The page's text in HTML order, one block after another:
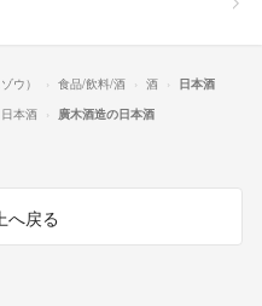
ウ） 食品/飲料/酒 酒
日本酒
日本酒 廣木酒造の日本酒
へ戻る